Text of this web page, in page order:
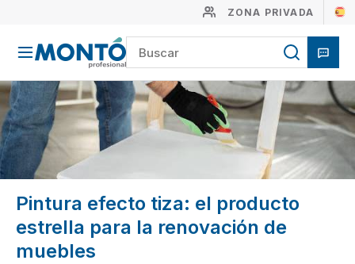
ZONA PRIVADA
Pintura efecto tiza: el producto
estrella para la renovación de
muebles